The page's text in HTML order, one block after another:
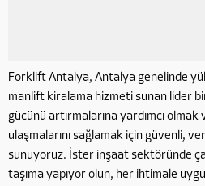
Forklift Antalya, Antalya genelinde
manlift kiralama hizmeti sunan lider
gücünü artırmalarına yardımcı
ulaşmalarını sağlamak için güvenli,
sunuyoruz. İster inşaat sektöründe
taşıma yapıyor olun, her ihtimale